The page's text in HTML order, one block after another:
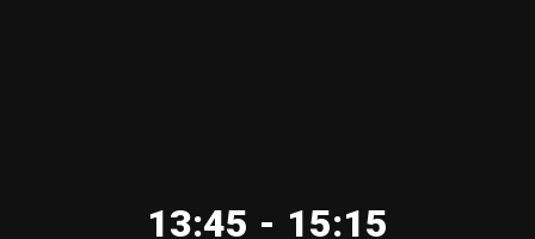
13:45 - 15:15